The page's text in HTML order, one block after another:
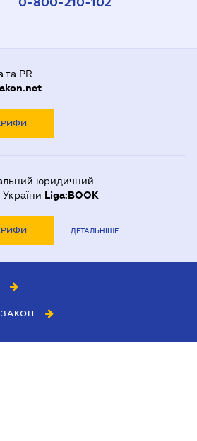
та PR
юридичний
України Liga:BOOK
ДЕТАЛЬНІШЕ